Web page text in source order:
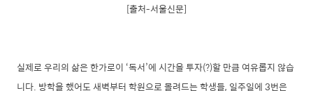
[출처-서울신문]
실제로 우리의 삶은 한가로이 ‘독서’에 시간을 투자(?)할 만큼 여유롭지 않습
니다. 방학을 했어도 새벽부터 학원으로 몰려드는 학생들, 일주일에 3번은